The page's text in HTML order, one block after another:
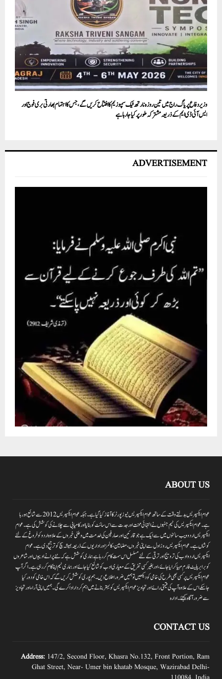
وزیر دفاع پریاگ راج میں تین روزہ نارتھ ٹیک سمپوزیم کا افتتاح کریں گے، جس کا اہتمام بھارتی بری فوج اور
ایس آئی ڈی ایم کے ذریعہ مشترکہ طور پر کیا جا رہا ہے
ADVERTISEMENT
ABOUT US
عوام ایکسپریس بدلتے وقت کے ساتھ عوام ایکسپریس نیوز پورٹر کا آغاز کیا گیا ہے۔جبکہ عوام ایکسپریس 2012سے شائع ہورہا
ہے۔ عوام ایکسپریس کی ٹیم جنہوں نے انتہائی محنت اور جدت سے اس سائٹ کو بنایا اور کامیابی سے چلانے کی کوشش کی ہے۔عوام
ایکسپریس اردو ویب سائٹوں میں سے ایک ہے جو قارئین اور صارفین کی خدمت میں وطنی خبروں کے علاوہ اردو کو فروغ کے لئے
کوشاں ہے۔عوام ایکسپریس روز اول سے اپنی خبروں ،مضامین ،کالمز اور اداریوں کے ذریعہ ہمیشہ سچ کو ترجیح دی ہے۔عوام
ایکسپریس اردو ادب کی ترویج اور ترقی کے لئے مسلسل اس سمت کام کر رہا ہے ہماری کوشش ہے کہ نئے پرانے ادیبوں اور شاعروں
کو برابر پلیٹ فارم مہیا کرایا جائے،اور بغیر کسی تفریق کے معیاری ادب کو شائع کیا جائے اور ہماری ٹیم اپنا کام کر رہی ہے۔اگر آپ
عوام ایکسپریس پر کسی بھی طرح کی خامی کو دیکھیں تو ہمیں ضرور اطلاع دیں۔ہم پوری کوشش کریں گے کہ اس خامی کو دور کیا
جاسکے اس کے علاوہ آپ کی قیمتی رائے اور تجاویز عوام ایکسپریس کو بہتر بنانے میں اہم کردار اداکرے گی۔ہمیں اپنی آراءاور تجاویز
سے ضرور آگاہ کیجئے۔ ادارہ
CONTACT US
Address: 147/2, Second Floor, Khasra No.132, Front Portion, Ram
Ghat Street, Near- Umer bin khatab Mosque, Wazirabad Delhi-